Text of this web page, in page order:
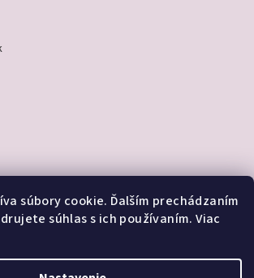
súbory cookie. Ďalším prechádzaním
súhlas s ich používaním. Viac
platby